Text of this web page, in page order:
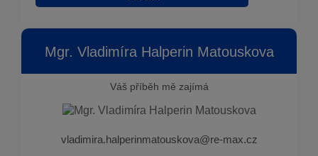
Mgr. Vladimíra Halperin Matouskova
Váš příběh mě zajímá
vladimira.halperinmatouskova@re-max.cz